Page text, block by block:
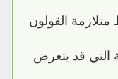
القولون
التي قد يتعرض